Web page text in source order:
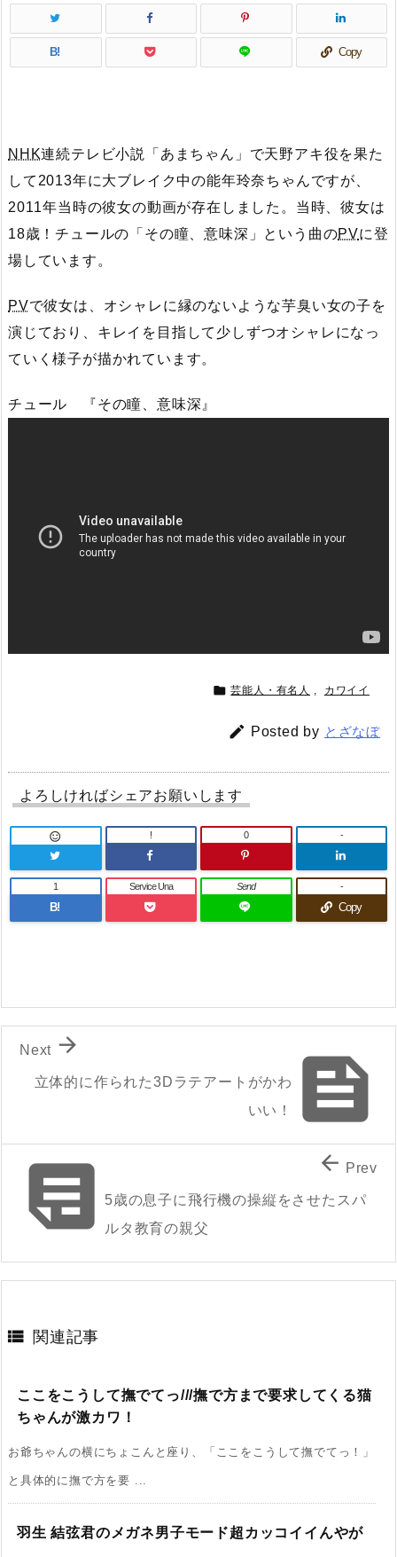
B! Copy
NHK連続テレビ小説「あまちゃん」で天野アキ役を果た
して2013年に大ブレイク中の能年玲奈ちゃんですが、
2011年当時の彼女の動画が存在しました。当時、彼女は
18歳！チュールの「その瞳、意味深」という曲のPVに登
場しています。
PVで彼女は、オシャレに縁のないような芋臭い女の子を
演じており、キレイを目指して少しずつオシャレになっ
ていく様子が描かれています。
チュール 『その瞳、意味深』
 芸能人・有名人 , カワイイ
 Posted by とざなぼ
よろしければシェアお願いします
 ! 0 -
B!
1 Service Una Send
Copy
-

立体的に作られた3Dラテアートがかわ
いい！

Next
5歳の息子に飛行機の操縦をさせたスパ
ルタ教育の親父
 Prev
 関連記事
ここをこうして撫でてっ///撫で方まで要求してくる猫
ちゃんが激カワ！
お爺ちゃんの横にちょこんと座り、「ここをこうして撫でてっ！」
と具体的に撫で方を要 ...
羽生 結弦君のメガネ男子モード超カッコイイんやが